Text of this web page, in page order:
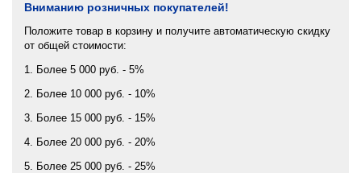
Вниманию розничных покупателей!
Положите товар в корзину и получите автоматическую скидку
от общей стоимости:
1. Более 5 000 руб. - 5%
2. Более 10 000 руб. - 10%
3. Более 15 000 руб. - 15%
4. Более 20 000 руб. - 20%
5. Более 25 000 руб. - 25%